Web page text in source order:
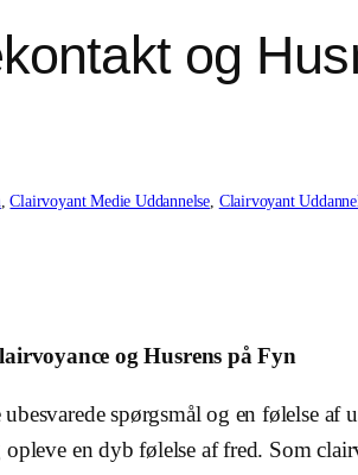
og
, Clairvoyant Medie Uddannelse, Clairvoyant
og Husrens på Fyn
spørgsmål og en følelse af
en dyb følelse af fred. Som